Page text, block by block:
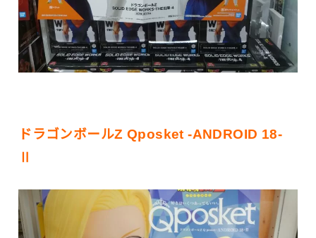
ドラゴンボールZ Qposket -ANDROID 18-
Ⅱ